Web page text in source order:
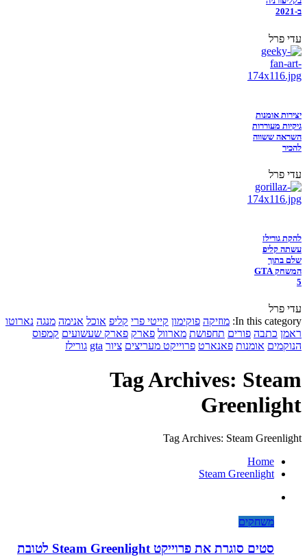
ב-2021
עדי פרל
יצירות אומנות
גיקיות מעוררות
השראה ששווה
להכיר
עדי פרל
להקת גורילז
עשתה קליפ
שלם בתוך
המשחק GTA
5
עדי פרל
In this category: מוזיקה פוקימון קייטי פרי קליפ אוכל אנימה מנגה נארוטו
ראמן כתבה פורים תחפושת מארוול פארק פארק שעשועים קמפוס
הנוקמים אומנות פאנארט פרוייקט מעריצים ציור gta גורילז
Tag Archives: Steam
Greenlight
Tag Archives: Steam Greenlight
Home
Steam Greenlight
משחקים
סטים סוגרת את פרוייקט Steam Greenlight לטובת